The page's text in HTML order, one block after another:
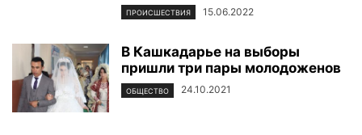
ПРОИСШЕСТВИЯ 15.06.2022
В Кашкадарье на выборы
пришли три пары молодоженов
ОБЩЕСТВО 24.10.2021